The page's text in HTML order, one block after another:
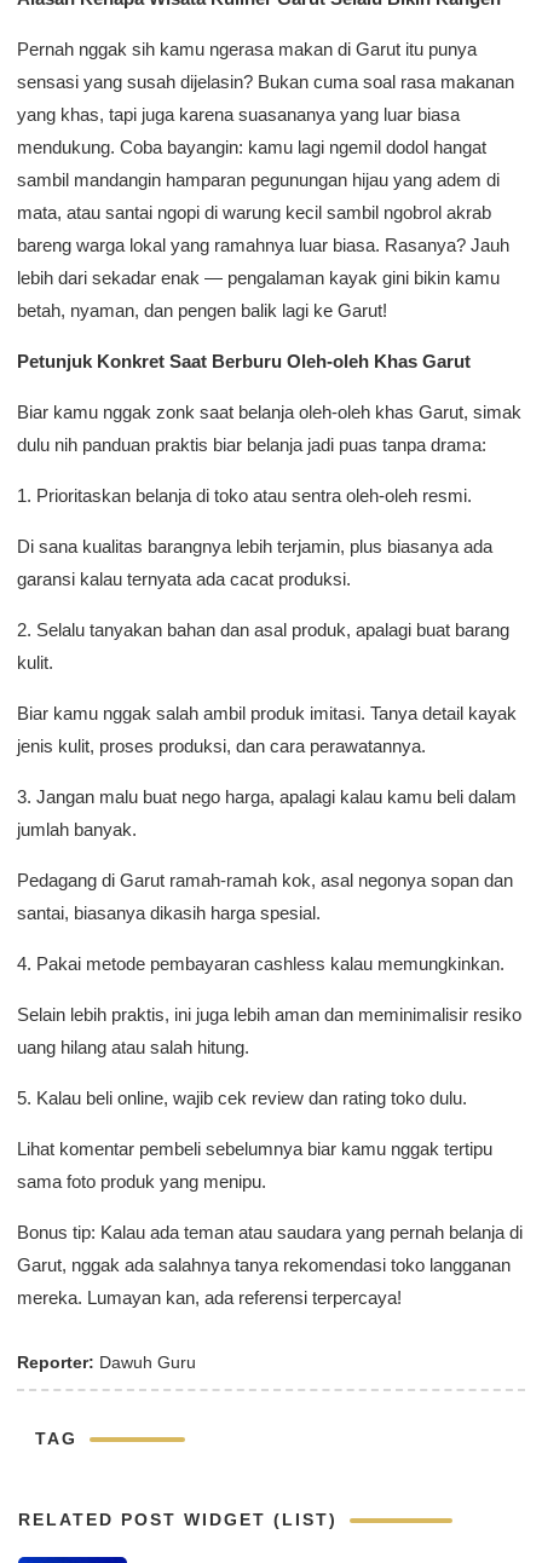
Pernah nggak sih kamu ngerasa makan di Garut itu punya
sensasi yang susah dijelasin? Bukan cuma soal rasa makanan
yang khas, tapi juga karena suasananya yang luar biasa
mendukung. Coba bayangin: kamu lagi ngemil dodol hangat
sambil mandangin hamparan pegunungan hijau yang adem di
mata, atau santai ngopi di warung kecil sambil ngobrol akrab
bareng warga lokal yang ramahnya luar biasa. Rasanya? Jauh
lebih dari sekadar enak — pengalaman kayak gini bikin kamu
betah, nyaman, dan pengen balik lagi ke Garut!
Petunjuk Konkret Saat Berburu Oleh-oleh Khas Garut
Biar kamu nggak zonk saat belanja oleh-oleh khas Garut, simak
dulu nih panduan praktis biar belanja jadi puas tanpa drama:
1. Prioritaskan belanja di toko atau sentra oleh-oleh resmi.
Di sana kualitas barangnya lebih terjamin, plus biasanya ada
garansi kalau ternyata ada cacat produksi.
2. Selalu tanyakan bahan dan asal produk, apalagi buat barang
kulit.
Biar kamu nggak salah ambil produk imitasi. Tanya detail kayak
jenis kulit, proses produksi, dan cara perawatannya.
3. Jangan malu buat nego harga, apalagi kalau kamu beli dalam
jumlah banyak.
Pedagang di Garut ramah-ramah kok, asal negonya sopan dan
santai, biasanya dikasih harga spesial.
4. Pakai metode pembayaran cashless kalau memungkinkan.
Selain lebih praktis, ini juga lebih aman dan meminimalisir resiko
uang hilang atau salah hitung.
5. Kalau beli online, wajib cek review dan rating toko dulu.
Lihat komentar pembeli sebelumnya biar kamu nggak tertipu
sama foto produk yang menipu.
Bonus tip: Kalau ada teman atau saudara yang pernah belanja di
Garut, nggak ada salahnya tanya rekomendasi toko langganan
mereka. Lumayan kan, ada referensi terpercaya!
Reporter: Dawuh Guru
TAG
RELATED POST WIDGET (LIST)